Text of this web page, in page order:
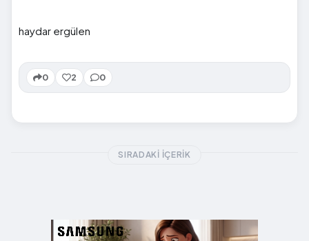
haydar ergülen
0 2 0
SIRADAKI İÇERIK